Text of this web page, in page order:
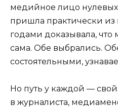
медийное лицо
пришла практически
годами доказывала, что
сама. Обе выбрались.
состоятельными,
Но путь у каждой —
в журналиста,